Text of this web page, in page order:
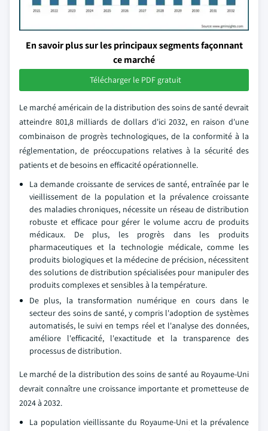
En savoir plus sur les principaux segments façonnant
ce marché
Télécharger le PDF gratuit
Le marché américain de la distribution des soins de santé devrait
atteindre 801,8 milliards de dollars d'ici 2032, en raison d'une
combinaison de progrès technologiques, de la conformité à la
réglementation, de préoccupations relatives à la sécurité des
patients et de besoins en efficacité opérationnelle.
La demande croissante de services de santé, entraînée par le
vieillissement de la population et la prévalence croissante
des maladies chroniques, nécessite un réseau de distribution
robuste et efficace pour gérer le volume accru de produits
médicaux. De plus, les progrès dans les produits
pharmaceutiques et la technologie médicale, comme les
produits biologiques et la médecine de précision, nécessitent
des solutions de distribution spécialisées pour manipuler des
produits complexes et sensibles à la température.
De plus, la transformation numérique en cours dans le
secteur des soins de santé, y compris l'adoption de systèmes
automatisés, le suivi en temps réel et l'analyse des données,
améliore l'efficacité, l'exactitude et la transparence des
processus de distribution.
Le marché de la distribution des soins de santé au Royaume-Uni
devrait connaître une croissance importante et prometteuse de
2024 à 2032.
La population vieillissante du Royaume-Uni et la prévalence